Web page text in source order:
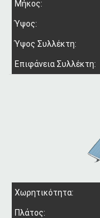
Μήκος:
Ύψος:
Ύψος Συλλέκτη:
Επιφάνεια Συλλέκτη:
Χωρητικότητα:
Πλάτος: